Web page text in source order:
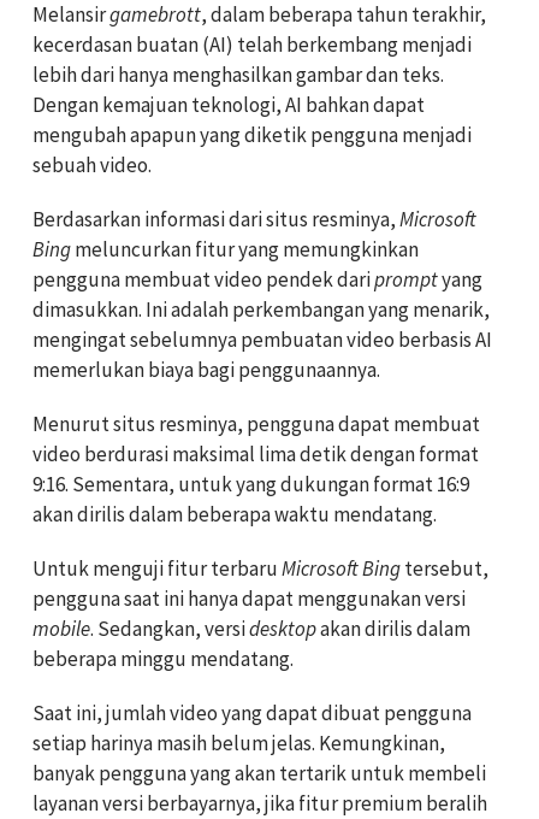
Melansirgamebrott, dalam beberapa tahun terakhir,
kecerdasan buatan (AI) telah berkembang menjadi
lebih dari hanya menghasilkan gambar dan teks.
Dengan kemajuan teknologi, AI bahkan dapat
mengubah apapun yang diketik pengguna menjadi
sebuah video.
Berdasarkan informasi dari situs resminya,Microsoft
Bingmeluncurkan fitur yang memungkinkan
pengguna membuat video pendek daripromptyang
dimasukkan. Ini adalah perkembangan yang menarik,
mengingat sebelumnya pembuatan video berbasis AI
memerlukan biaya bagi penggunaannya.
Menurut situs resminya, pengguna dapat membuat
video berdurasi maksimal lima detik dengan format
9:16. Sementara, untuk yang dukungan format 16:9
akan dirilis dalam beberapa waktu mendatang.
Untuk menguji fitur terbaruMicrosoft Bingtersebut,
pengguna saat ini hanya dapat menggunakan versi
mobile. Sedangkan, versidesktopakan dirilis dalam
beberapa minggu mendatang.
Saat ini, jumlah video yang dapat dibuat pengguna
setiap harinya masih belum jelas. Kemungkinan,
banyak pengguna yang akan tertarik untuk membeli
layanan versi berbayarnya, jika fitur premium beralih